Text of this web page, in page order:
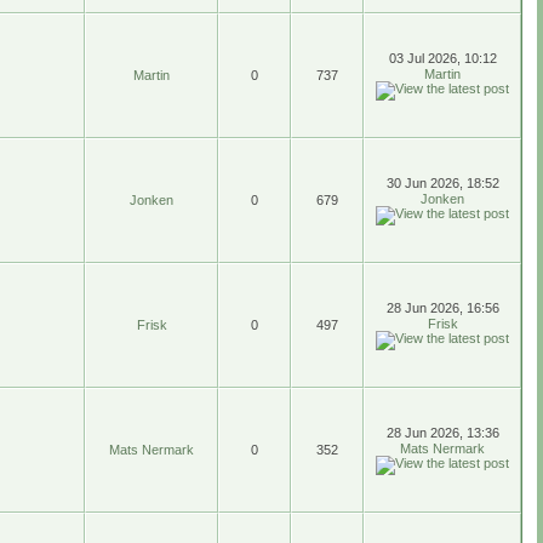
Martin 0 737
03 Jul 2026, 10:12
Martin
Jonken 0 679
30 Jun 2026, 18:52
Jonken
Frisk 0 497
28 Jun 2026, 16:56
Frisk
Mats Nermark 0 352
28 Jun 2026, 13:36
Mats Nermark